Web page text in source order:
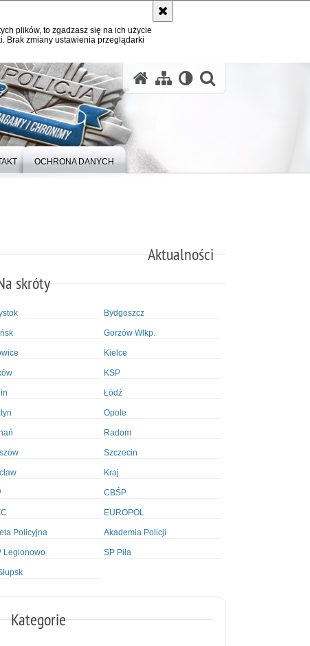
plików, to zgadzasz się na ich użycie
Brak zmiany ustawienia przeglądarki
OCHRONA DANYCH
Aktualności
skróty
Bydgoszcz
Gorzów Wlkp.
Kielce
KSP
Łódź
Opole
Radom
Szczecin
Kraj
CBŚP
EUROPOL
Policyjna Akademia Policji
Legionowo SP Piła
Kategorie